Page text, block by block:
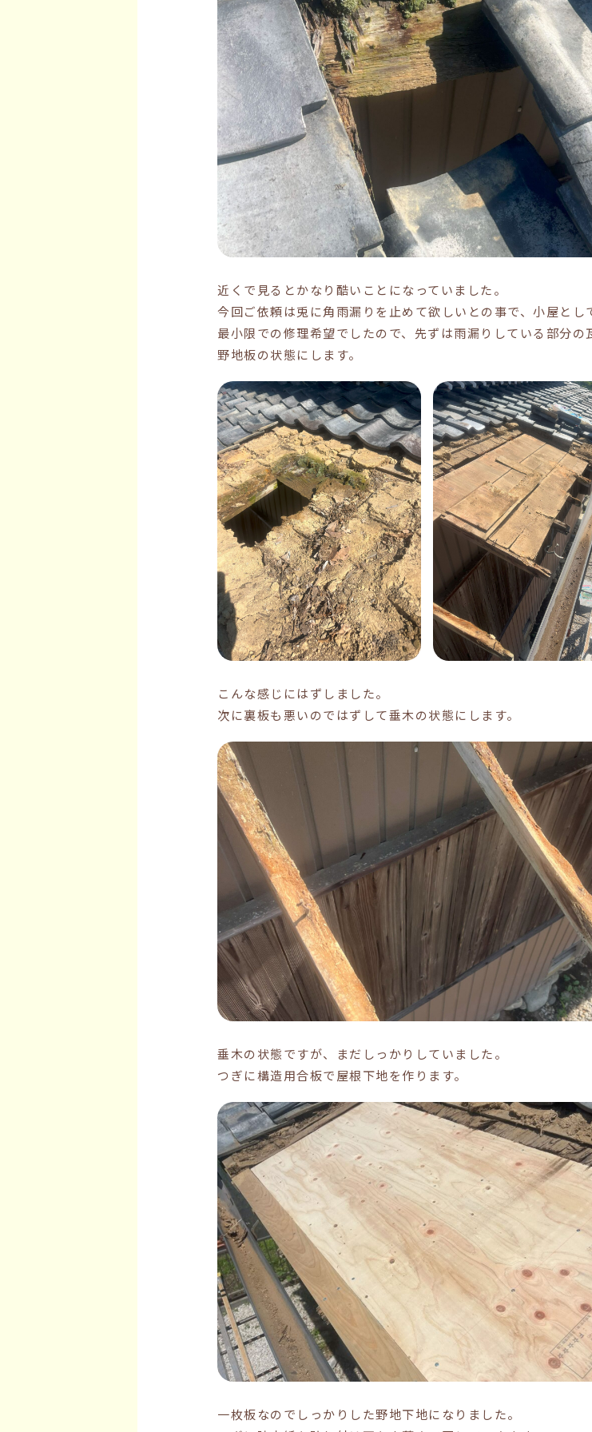
近くで見るとかなり酷いことになっていました。
今回ご依頼は兎に角雨漏りを止めて欲しいとの事で、小屋と
最小限での修理希望でしたので、先ずは雨漏りしている部分の
野地板の状態にします。
こんな感じにはずしました。
次に裏板も悪いのではずして垂木の状態にします。
垂木の状態ですが、まだしっかりしていました。
つぎに構造用合板で屋根下地を作ります。
一枚板なのでしっかりした野地下地になりました。